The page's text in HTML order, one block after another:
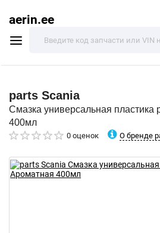
aerin.ee
parts Scania
Смазка универсальная пластика
400мл
0 оценок О бренде